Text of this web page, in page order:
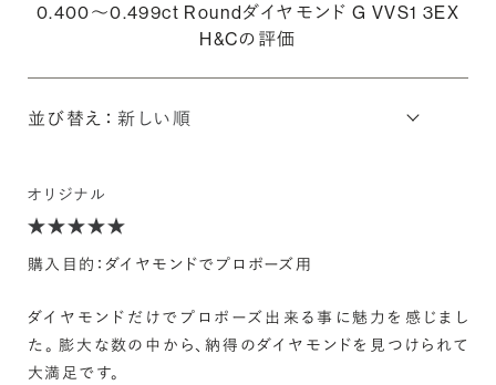
0.400〜0.499ct Roundダイヤモンド G VVS1 3EX
H&Cの評価
並び替え：
オリジナル
購入目的：ダイヤモンドでプロポーズ用
ダイヤモンドだけでプロポーズ出来る事に魅力を感じまし
た。 膨大な数の中から、納得のダイヤモンドを見つけられて
大満足です。